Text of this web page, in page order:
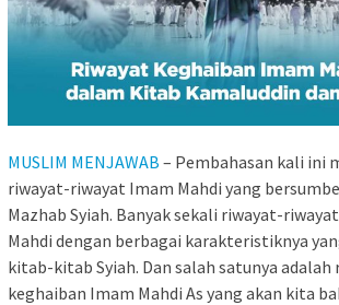
MUSLIM MENJAWAB – Pembahasan kali ini
riwayat-riwayat Imam Mahdi yang
Mazhab Syiah. Banyak sekali riwayat-
Mahdi dengan berbagai karakteristiknya
kitab-kitab Syiah. Dan salah satunya
keghaiban Imam Mahdi As yang akan kita